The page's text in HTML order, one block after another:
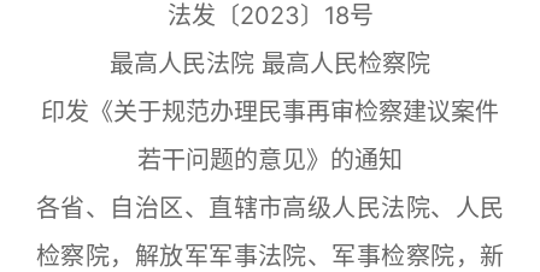
法发〔2023〕18号
最高人民法院 最高人民检察院
印发《关于规范办理民事再审检察建议案件
若干问题的意见》的通知
各省、自治区、直辖市高级人民法院、人民
检察院，解放军军事法院、军事检察院，新